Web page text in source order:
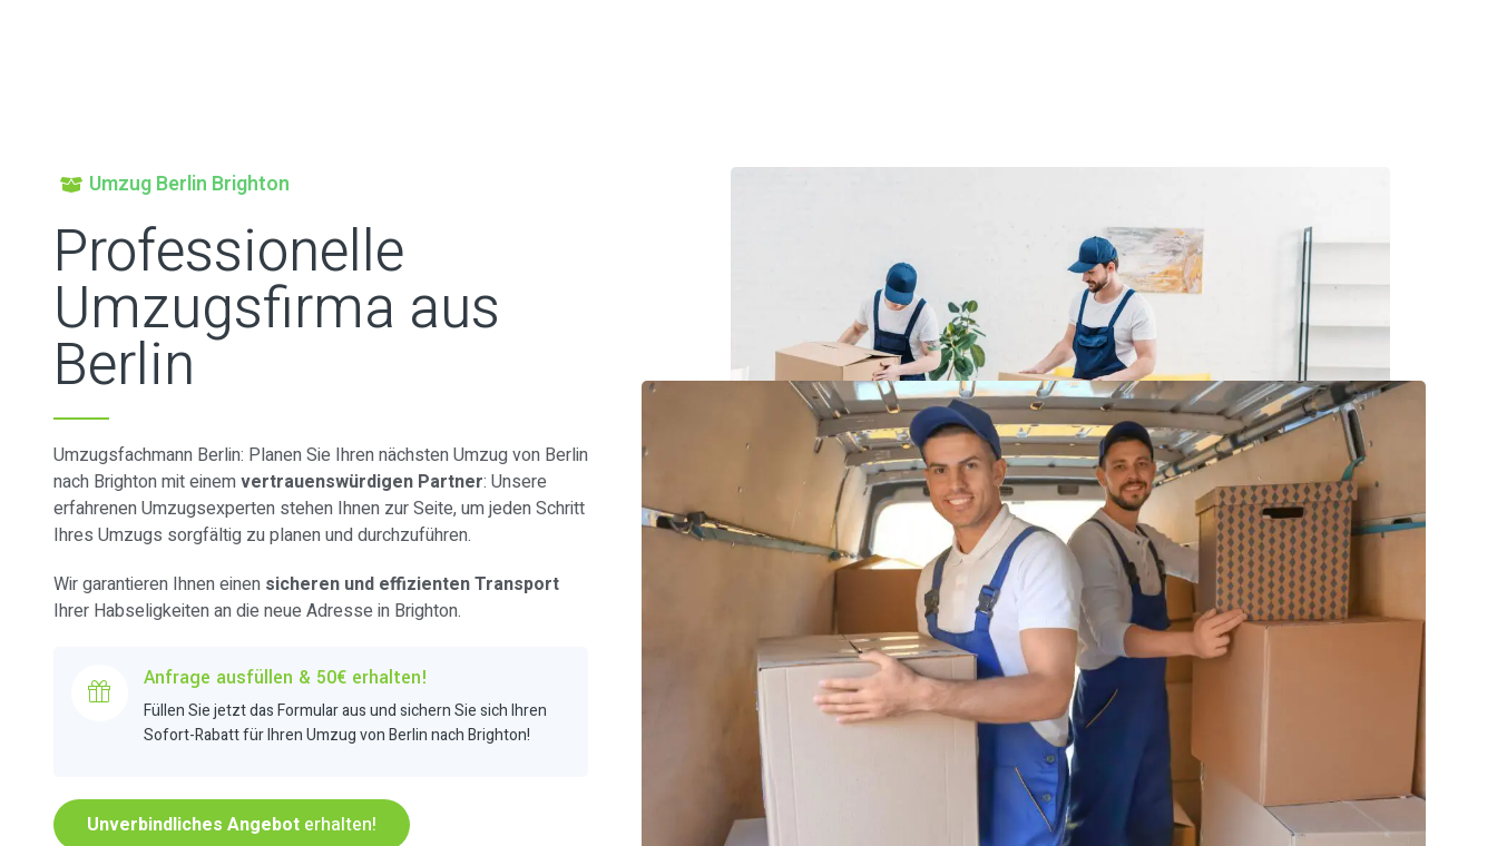
Umzug Berlin Brighton
Professionelle
Umzugsfirma aus
Berlin
Umzugsfachmann Berlin: Planen Sie Ihren nächsten Umzug von Berlin
nach Brighton mit einemvertrauenswürdigen Partner: Unsere
erfahrenen Umzugsexperten stehen Ihnen zur Seite, um jeden Schritt
Ihres Umzugs sorgfältig zu planen und durchzuführen.
Wir garantieren Ihnen einen sicheren und effizienten Transport
Ihrer Habseligkeiten an die neue Adresse in Brighton.
Anfrage ausfüllen & 50€ erhalten!
Füllen Sie jetzt das Formular aus und sichern Sie sich Ihren
Sofort-Rabatt für Ihren Umzug von Berlin nach Brighton!
Unverbindliches Angebot erhalten!